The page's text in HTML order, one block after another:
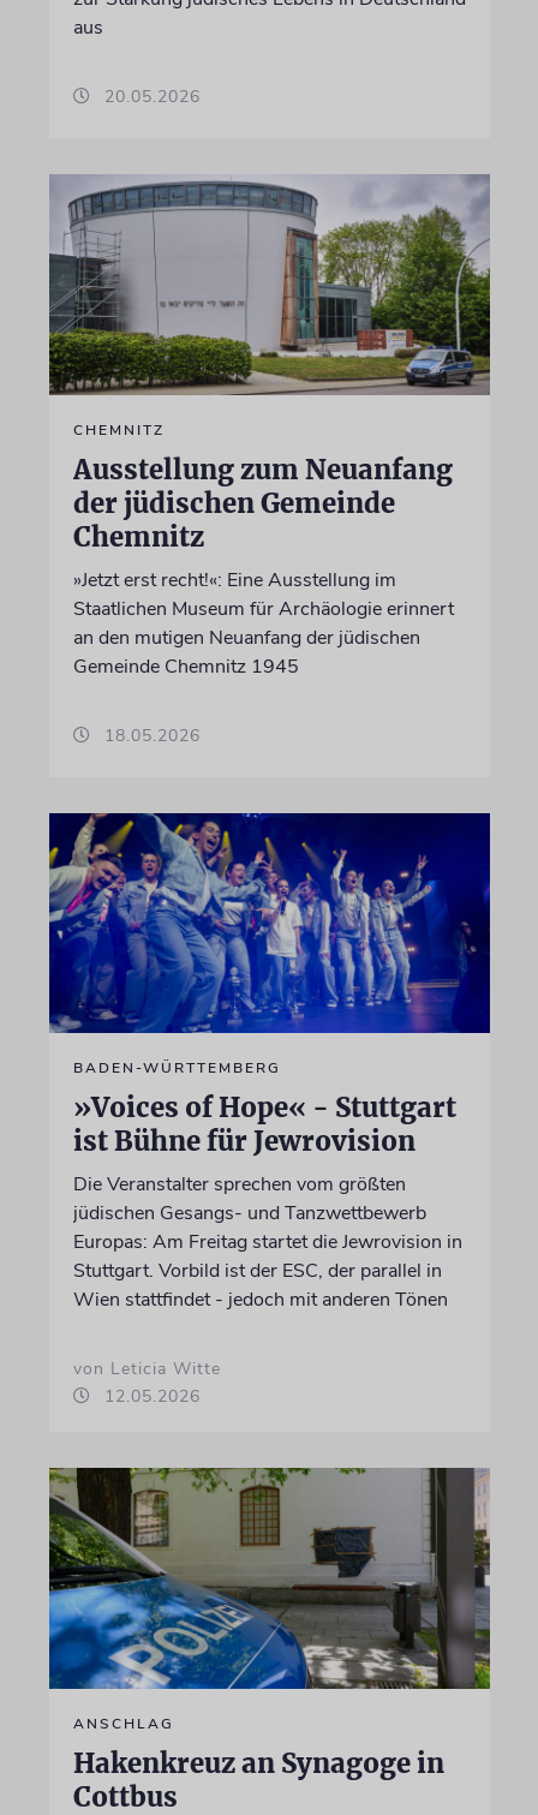
aus
20.05.2026
CHEMNITZ
Ausstellung zum Neuanfang
der jüdischen Gemeinde
Chemnitz
»Jetzt erst recht!«: Eine Ausstellung im
Staatlichen Museum für Archäologie erinnert
an den mutigen Neuanfang der jüdischen
Gemeinde Chemnitz 1945
18.05.2026
BADEN-WÜRTTEMBERG
»Voices of Hope« - Stuttgart
ist Bühne für Jewrovision
Die Veranstalter sprechen vom größten
jüdischen Gesangs- und Tanzwettbewerb
Europas: Am Freitag startet die Jewrovision in
Stuttgart. Vorbild ist der ESC, der parallel in
Wien stattfindet - jedoch mit anderen Tönen
von Leticia Witte
12.05.2026
ANSCHLAG
Hakenkreuz an Synagoge in
Cottbus